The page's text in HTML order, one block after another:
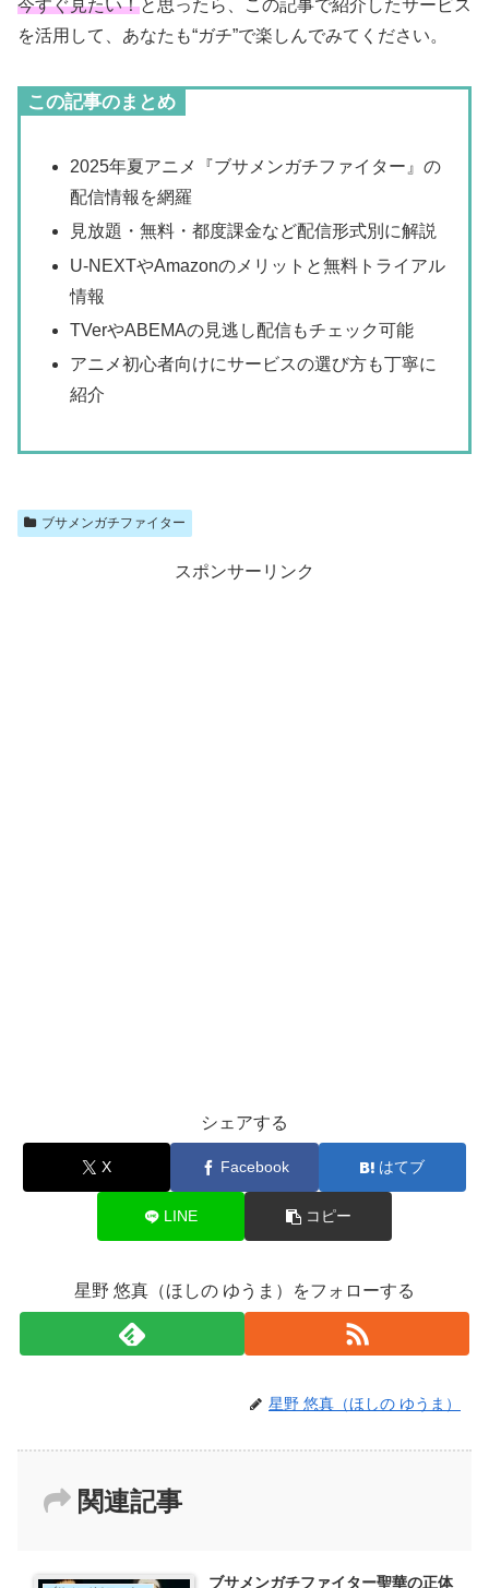
今すぐ見たい！と思ったら、この記事で紹介したサービス
を活用して、あなたも“ガチ”で楽しんでみてください。
この記事のまとめ
2025年夏アニメ『ブサメンガチファイター』の
配信情報を網羅
見放題・無料・都度課金など配信形式別に解説
U-NEXTやAmazonのメリットと無料トライアル
情報
TVerやABEMAの見逃し配信もチェック可能
アニメ初心者向けにサービスの選び方も丁寧に
紹介
ブサメンガチファイター
スポンサーリンク
シェアする
X Facebook はてブ
LINE コピー
星野 悠真（ほしの ゆうま）をフォローする
星野 悠真（ほしの ゆうま）
関連記事
ブサメンガチファイター聖華の正体